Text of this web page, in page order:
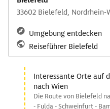
33602 Bielefeld, Nordrhein-
Umgebung entdecken
Reiseführer Bielefeld
Interessante Orte auf
nach Wien
Die Route von Bielefeld
- Fulda - Schweinfurt -